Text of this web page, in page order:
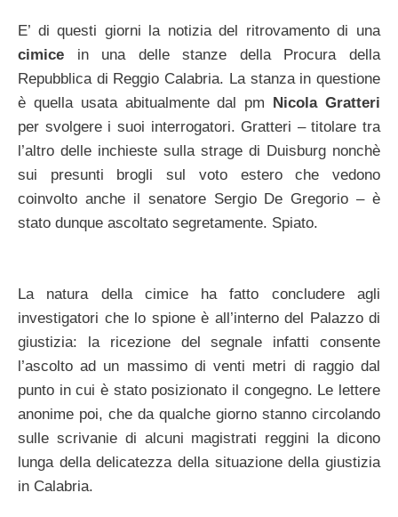
E’ di questi giorni la notizia del ritrovamento di una
cimice in una delle stanze della Procura della
Repubblica di Reggio Calabria. La stanza in questione
è quella usata abitualmente dal pm Nicola Gratteri
per svolgere i suoi interrogatori. Gratteri – titolare tra
l’altro delle inchieste sulla strage di Duisburg nonchè
sui presunti brogli sul voto estero che vedono
coinvolto anche il senatore Sergio De Gregorio – è
stato dunque ascoltato segretamente. Spiato.
La natura della cimice ha fatto concludere agli
investigatori che lo spione è all’interno del Palazzo di
giustizia: la ricezione del segnale infatti consente
l’ascolto ad un massimo di venti metri di raggio dal
punto in cui è stato posizionato il congegno. Le lettere
anonime poi, che da qualche giorno stanno circolando
sulle scrivanie di alcuni magistrati reggini la dicono
lunga della delicatezza della situazione della giustizia
in Calabria.